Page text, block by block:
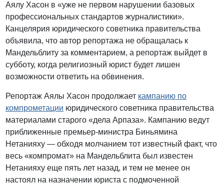
Аялу Хасон в «уже не первом нарушении базовых
профессиональных стандартов журналистики».
Канцелярия юридического советника правительства
объявила, что автор репортажа не обращалась к
Мандельблиту за комментарием, а репортаж выйдет в
субботу, когда религиозный юрист будет лишен
возможности ответить на обвинения.
Репортаж Аялы Хасон продолжает кампанию по
компрометации юридического советника правительства
материалами старого «дела Арпаза». Кампанию ведут
приближенные премьер-министра Биньямина
Нетанияху — обходя молчанием тот известный факт, что
весь «компромат» на Мандельблита был известен
Нетанияху еще пять лет назад, и тем не менее он
настоял на назначении юриста с подмоченной